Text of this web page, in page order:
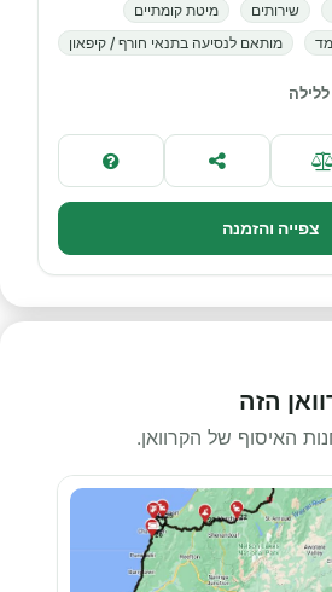
שירותים
מיטת קומתיים
מותאם לנסיעה בתנאי חורף / קיפאון
ללילה
צפייה והזמנה
הזה
האיסוף של הקרוואן.